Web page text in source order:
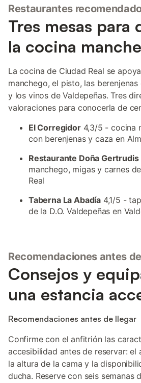
Restaurantes
Tres mesas para
la cocina
La cocina de Ciudad Real se
manchego, el pisto, las
y los vinos de Valdepeñas. Tres
valoraciones para conocerla de
El Corregidor4,3/5 - cocina
con berenjenas y caza en
Restaurante Doña Gertrudis
manchego, migas y carnes
Real
Taberna La Abadía 4,1/5 -
de la D.O. Valdepeñas en
Recomendaciones antes
Consejos y
una estancia
Recomendaciones antes de llegar
Confirme con el anfitrión las
accesibilidad antes de reservar: el
la altura de la cama y la
ducha. Reserve con seis semanas